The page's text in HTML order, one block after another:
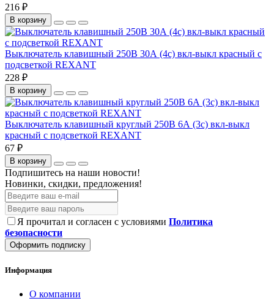
216 ₽
В корзину
Выключатель клавишный 250В 30А (4с) вкл-выкл красный с
подсветкой REXANT
228 ₽
В корзину
Выключатель клавишный круглый 250В 6А (3с) вкл-выкл
красный с подсветкой REXANT
67 ₽
В корзину
Подпишитесь на наши новости!
Новинки, скидки, предложения!
Я прочитал и согласен с условиями Политика
безопасности
Оформить подписку
Информация
О компании